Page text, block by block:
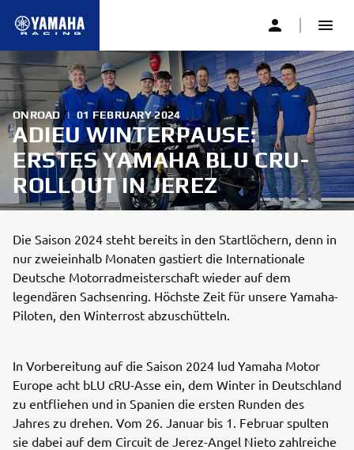
ONROAD | 01 FEBRUARY 2024
ADIEU WINTERPAUSE:
ERSTES YAMAHA BLU CRU-
ROLLOUT IN JEREZ
Die Saison 2024 steht bereits in den Startlöchern, denn in
nur zweieinhalb Monaten gastiert die Internationale
Deutsche Motorradmeisterschaft wieder auf dem
legendären Sachsenring. Höchste Zeit für unsere Yamaha-
Piloten, den Winterrost abzuschütteln.
In Vorbereitung auf die Saison 2024 lud Yamaha Motor
Europe acht bLU cRU-Asse ein, dem Winter in Deutschland
zu entfliehen und in Spanien die ersten Runden des
Jahres zu drehen. Vom 26. Januar bis 1. Februar spulten
sie dabei auf dem Circuit de Jerez-Angel Nieto zahlreiche